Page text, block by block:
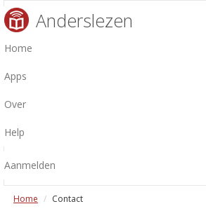
Anderslezen
Home
Apps
Over
Help
Aanmelden
Home Contact